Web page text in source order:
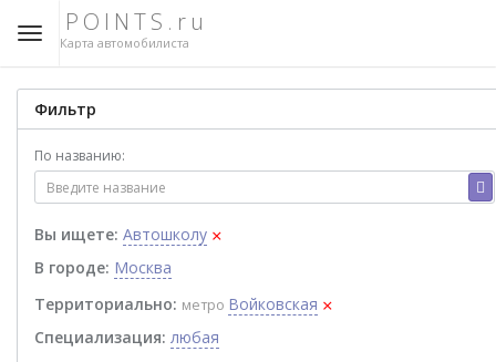
POINTS.ru
Карта автомобилиста
Фильтр
По названию:
Вы ищете: Автошколу ×
В городе: Москва
Территориально: метро Войковская ×
Специализация: любая